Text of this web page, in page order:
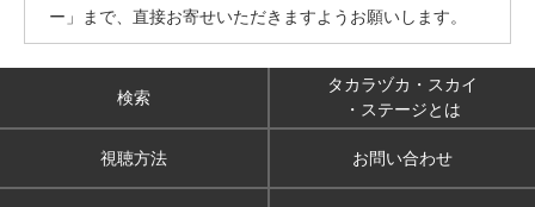
ー」まで、直接お寄せいただきますようお願いします。
検索
タカラヅカ・スカイ
・ステージとは
視聴方法 お問い合わせ